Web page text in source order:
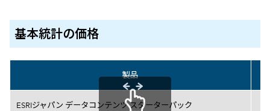
基本統計の価格
価格表
製品
ESRIジャパン データコンテンツ スターターパック